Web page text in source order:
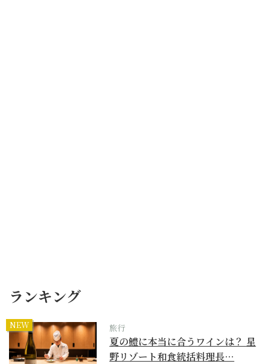
ランキング
NEW 旅行
夏の鱧に本当に合うワインは？ 星
野リゾート和食統括料理長…